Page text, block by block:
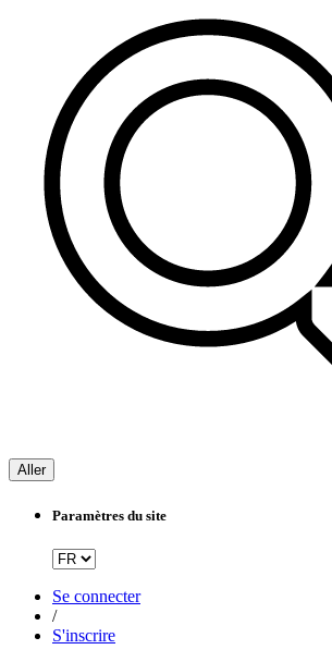
Aller
Paramètres du site
Se connecter
/
S'inscrire